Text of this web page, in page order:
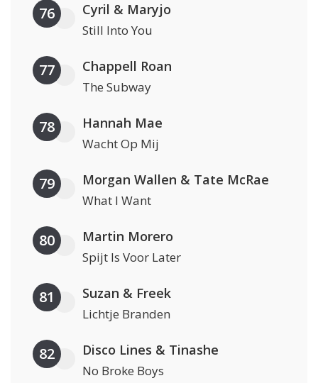
76 Cyril & Maryjo
Still Into You
77 Chappell Roan
The Subway
78 Hannah Mae
Wacht Op Mij
79 Morgan Wallen & Tate McRae
What I Want
80 Martin Morero
Spijt Is Voor Later
81 Suzan & Freek
Lichtje Branden
82 Disco Lines & Tinashe
No Broke Boys